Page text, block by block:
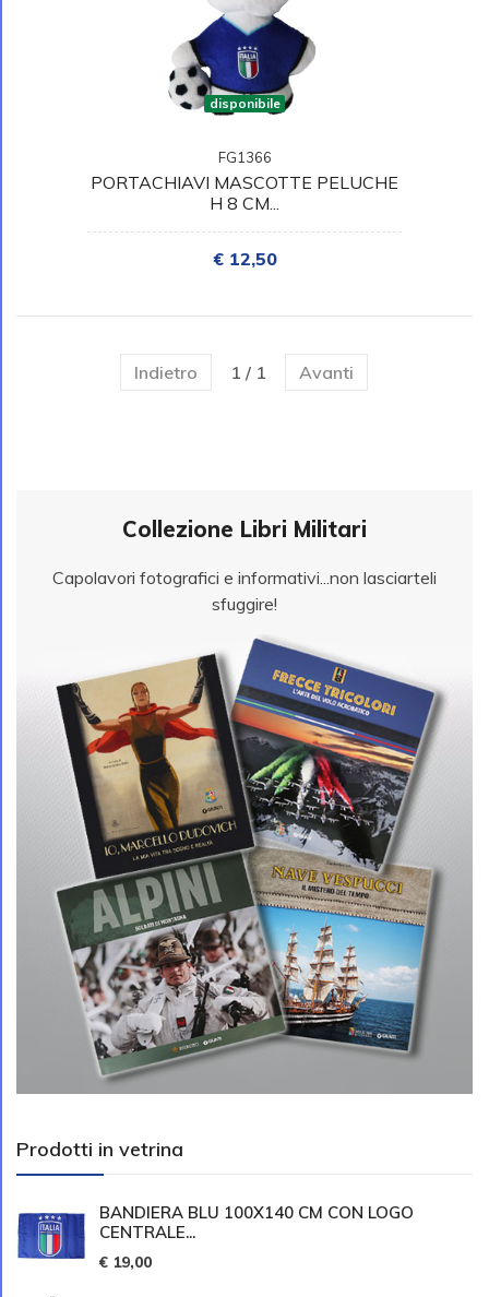
disponibile
FG1366
PORTACHIAVI MASCOTTE PELUCHE
H 8 CM...
€ 12,50
Indietro 1 / 1 Avanti
Collezione Libri Militari
Capolavori fotografici e informativi...non lasciarteli
sfuggire!
Prodotti in vetrina
BANDIERA BLU 100X140 CM CON LOGO
CENTRALE...
€ 19,00